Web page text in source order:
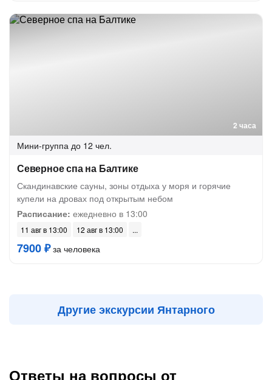
2 часа
Мини-группа до 12 чел.
Северное спа на Балтике
Скандинавские сауны, зоны отдыха у моря и горячие
купели на дровах под открытым небом
Расписание: ежедневно в 13:00
11 авг в 13:00 12 авг в 13:00
7900 ₽за человека
Другие экскурсии Янтарного
Ответы на вопросы от